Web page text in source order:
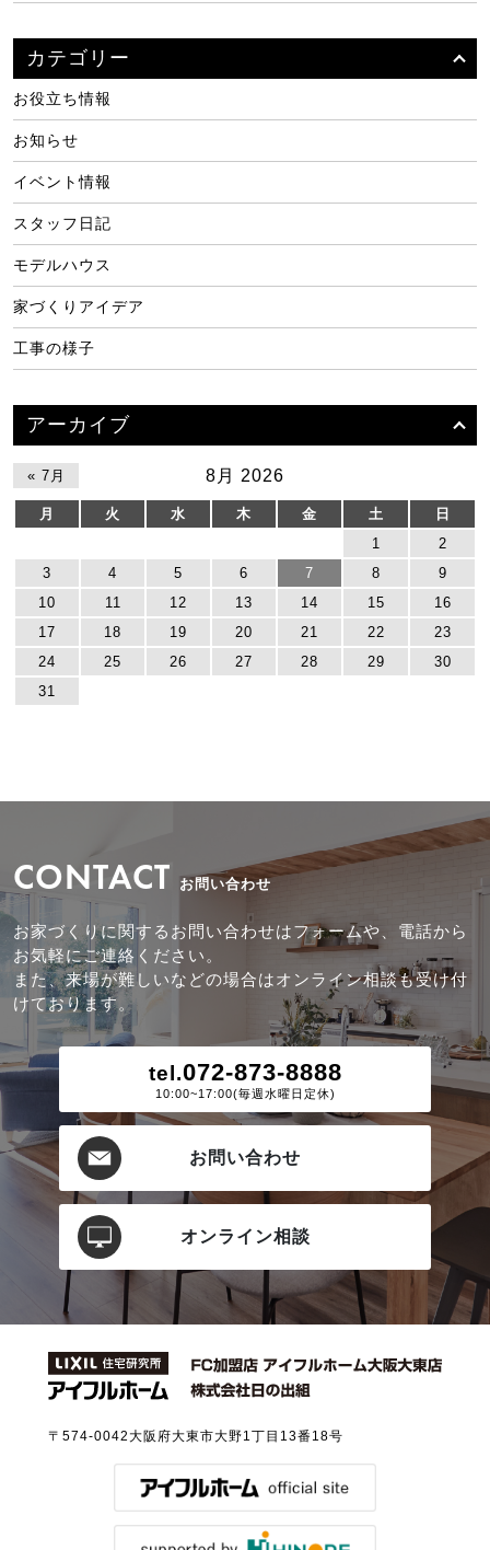
カテゴリー
お役立ち情報
お知らせ
イベント情報
スタッフ日記
モデルハウス
家づくりアイデア
工事の様子
アーカイブ
8月 2026
月 火 水 木 金 土
日
1
2
3
4 5 6 7 8
9
10
11 12 13 14 15
16
17
18 19 20 21 22
23
24
25 26 27 28 29
30
31
« 7月
CONTACT お問い合わせ
お家づくりに関するお問い合わせはフォームや、電話から
お気軽にご連絡ください。
また、来場が難しいなどの場合はオンライン相談も受け付
けております。
tel.072-873-8888
10:00~17:00(毎週水曜日定休)
お問い合わせ
オンライン相談
〒574-0042大阪府大東市大野1丁目13番18号